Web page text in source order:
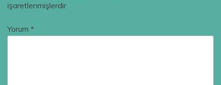
işaretlenmişlerdir
Yorum *